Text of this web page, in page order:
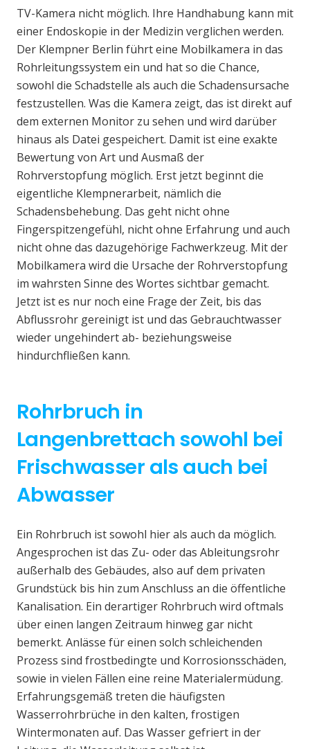
TV-Kamera nicht möglich. Ihre Handhabung kann mit
einer Endoskopie in der Medizin verglichen werden.
Der Klempner Berlin führt eine Mobilkamera in das
Rohrleitungssystem ein und hat so die Chance,
sowohl die Schadstelle als auch die Schadensursache
festzustellen. Was die Kamera zeigt, das ist direkt auf
dem externen Monitor zu sehen und wird darüber
hinaus als Datei gespeichert. Damit ist eine exakte
Bewertung von Art und Ausmaß der
Rohrverstopfung möglich. Erst jetzt beginnt die
eigentliche Klempnerarbeit, nämlich die
Schadensbehebung. Das geht nicht ohne
Fingerspitzengefühl, nicht ohne Erfahrung und auch
nicht ohne das dazugehörige Fachwerkzeug. Mit der
Mobilkamera wird die Ursache der Rohrverstopfung
im wahrsten Sinne des Wortes sichtbar gemacht.
Jetzt ist es nur noch eine Frage der Zeit, bis das
Abflussrohr gereinigt ist und das Gebrauchtwasser
wieder ungehindert ab- beziehungsweise
hindurchfließen kann.
Rohrbruch in
Langenbrettach sowohl bei
Frischwasser als auch bei
Abwasser
Ein Rohrbruch ist sowohl hier als auch da möglich.
Angesprochen ist das Zu- oder das Ableitungsrohr
außerhalb des Gebäudes, also auf dem privaten
Grundstück bis hin zum Anschluss an die öffentliche
Kanalisation. Ein derartiger Rohrbruch wird oftmals
über einen langen Zeitraum hinweg gar nicht
bemerkt. Anlässe für einen solch schleichenden
Prozess sind frostbedingte und Korrosionsschäden,
sowie in vielen Fällen eine reine Materialermüdung.
Erfahrungsgemäß treten die häufigsten
Wasserrohrbrüche in den kalten, frostigen
Wintermonaten auf. Das Wasser gefriert in der